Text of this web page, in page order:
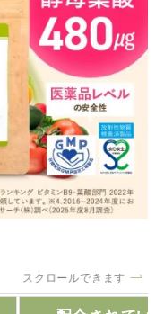
スクロールできます